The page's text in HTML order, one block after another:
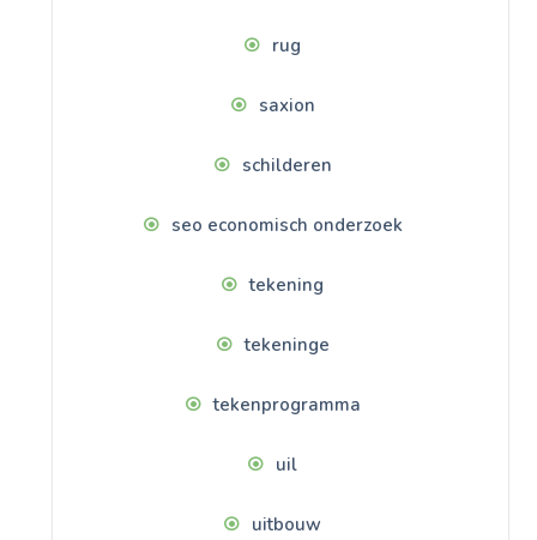
rug
saxion
schilderen
seo economisch onderzoek
tekening
tekeninge
tekenprogramma
uil
uitbouw